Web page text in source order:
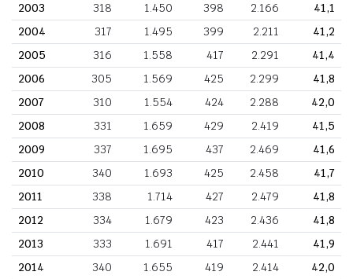
2003
318 1.450 398 2.166
41,1
2004
317 1.495 399 2.211
41,2
2005
316 1.558 417 2.291
41,4
2006
305 1.569 425 2.299
41,8
2007
310 1.554 424 2.288
42,0
2008
331 1.659 429 2.419
41,5
2009
337 1.695 437 2.469
41,6
2010
340 1.693 425 2.458
41,7
2011
338 1.714 427 2.479
41,8
2012
334 1.679 423 2.436
41,8
2013
333 1.691 417 2.441
41,9
2014
340 1.655 419 2.414
42,0